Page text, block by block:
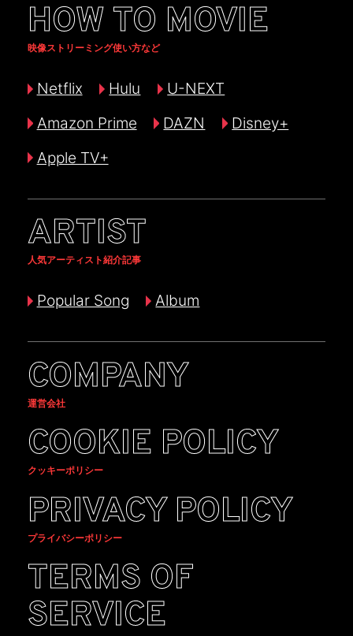
HOW TO MOVIE
映像ストリーミング使い方など
Netflix Hulu
U-NEXT
Amazon Prime
DAZN
Disney+
Apple TV+
ARTIST
人気アーティスト紹介記事
Popular Song Album
COMPANY
運営会社
COOKIE POLICY
クッキーポリシー
PRIVACY POLICY
プライバシーポリシー
TERMS OF
SERVICE